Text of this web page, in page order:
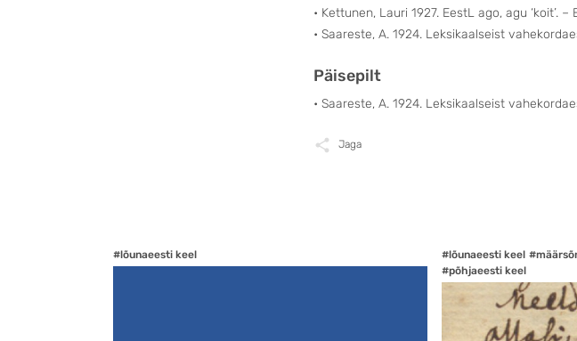
• Kettunen, Lauri 1927. EestL ago, agu ‘koit’. –
• Saareste, A. 1924. Leksikaalseist
Päisepilt
• Saareste, A. 1924. Leksikaalseist
Jaga
#lõunaeesti keel #lõunaeesti keel
#põhjaeesti keel